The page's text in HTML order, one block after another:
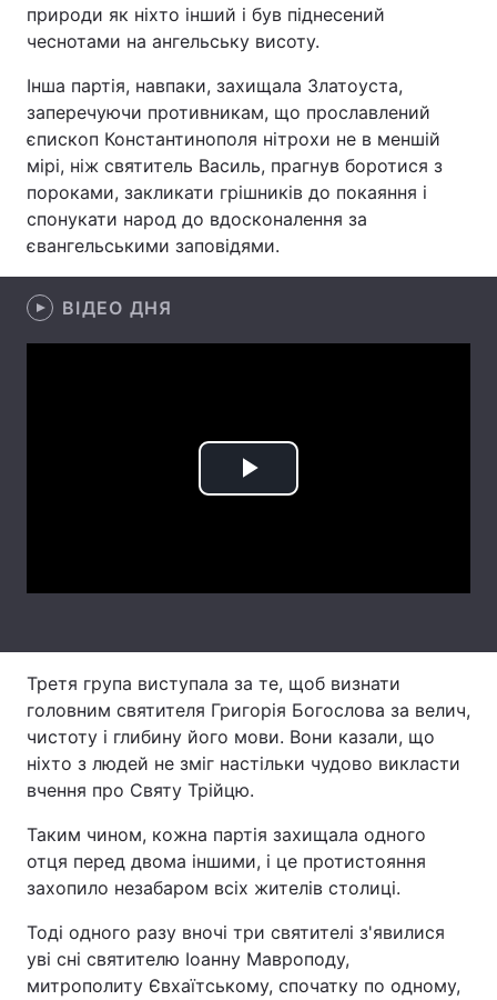
Спорт Наука
Зброя Інциденти
Здоров'я Туризм
Екологія
Лонгріди
Тема оформлення
природи як ніхто інший і був піднесений
чеснотами на ангельську висоту.
Інша партія, навпаки, захищала Златоуста,
заперечуючи противникам, що прославлений
єпископ Константинополя нітрохи не в меншій
мірі, ніж святитель Василь, прагнув боротися з
пороками, закликати грішників до покаяння і
спонукати народ до вдосконалення за
євангельськими заповідями.
ВІДЕО ДНЯ
Play
Третя група виступала за те, щоб визнати
головним святителя Григорія Богослова за велич,
чистоту і глибину його мови. Вони казали, що
ніхто з людей не зміг настільки чудово викласти
вчення про Святу Трійцю.
Таким чином, кожна партія захищала одного
отця перед двома іншими, і це протистояння
захопило незабаром всіх жителів столиці.
Тоді одного разу вночі три святителі з'явилися
уві сні святителю Іоанну Мавроподу,
митрополиту Євхаїтському, спочатку по одному,